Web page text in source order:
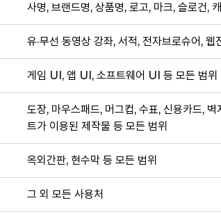
사명, 브랜드명, 상품명, 로고, 마크, 슬로건,
유·무선 동영상 강좌, 서적, 전자브로슈어, 웹
게임 UI, 앱 UI, 소프트웨어 UI 등 모든 범위
도장, 마우스패드, 머그컵, 수표, 신용카드,
트가 이용된 제작물 등 모든 범위
옥외간판, 현수막 등 모든 범위
그 외 모든 사용처